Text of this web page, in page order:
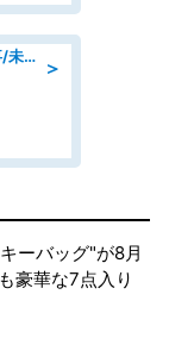
＞
社団法人での保健師・看護師のお仕事/未経験OK/要資格:普通免許、保健師、正看護師
ーバッグ"が8月
豪華な7点入り